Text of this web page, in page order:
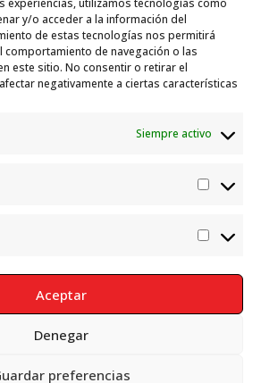
experiencias, utilizamos tecnologías como
y/o acceder a la información del
de estas tecnologías nos permitirá
de navegación o las
este sitio. No consentir o retirar el
negativamente a ciertas características
Siempre activo
Aceptar
Denegar
preferencias
Acciones de empleo en el
de Acogida de Protección
julio, 2026
Privacidad